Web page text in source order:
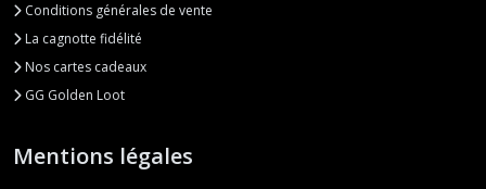
Conditions générales de vente
La cagnotte fidélité
Nos cartes cadeaux
GG Golden Loot
Mentions légales